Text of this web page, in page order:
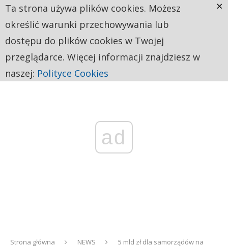
ad
Strona główna NEWS
5 mld zł dla samorządów na
Ta strona używa plików cookies. Możesz
określić warunki przechowywania lub
dostępu do plików cookies w Twojej
przeglądarce. Więcej informacji znajdziesz w
naszej: Polityce Cookies
×